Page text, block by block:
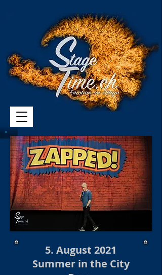
5. August 2021
Summer in the City